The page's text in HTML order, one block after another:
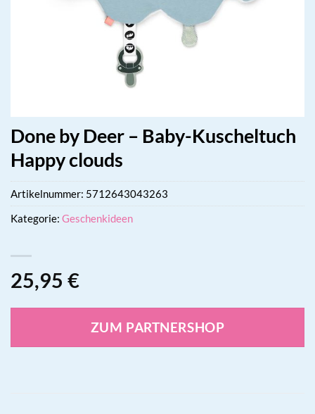
Done by Deer – Baby-Kuscheltuch
Happy clouds
25,95 €
ZUM PARTNERSHOP
Artikelnummer: 5712643043263
Kategorie: Geschenkideen